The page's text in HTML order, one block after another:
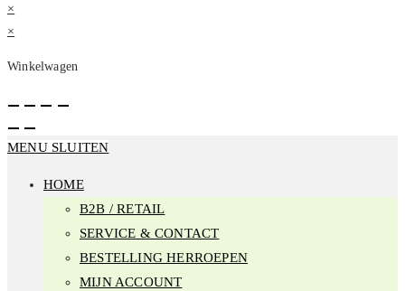
op
deze
×
×
Winkelwagen
MENU SLUITEN
HOME
B2B / RETAIL
SERVICE & CONTACT
BESTELLING HERROEPEN
MIJN ACCOUNT